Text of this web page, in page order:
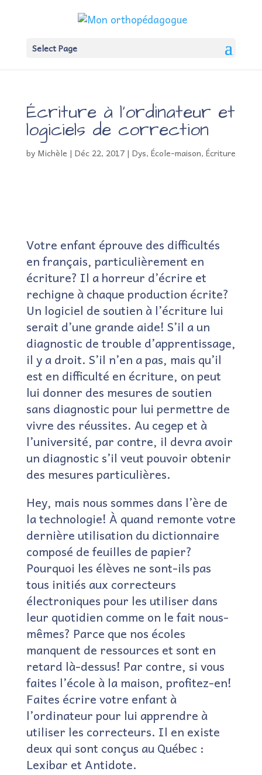
Select Page
Écriture à l’ordinateur et
logiciels de correction
by Michèle | Déc 22, 2017| Dys, École-maison, Écriture
Votre enfant éprouve des difficultés
en français, particulièrement en
écriture? Il a horreur d’écrire et
rechigne à chaque production écrite?
Un logiciel de soutien à l’écriture lui
serait d’une grande aide! S’il a un
diagnostic de trouble d’apprentissage,
il y a droit. S’il n’en a pas, mais qu’il
est en difficulté en écriture, on peut
lui donner des mesures de soutien
sans diagnostic pour lui permettre de
vivre des réussites. Au cegep et à
l’université, par contre, il devra avoir
un diagnostic s’il veut pouvoir obtenir
des mesures particulières.
Hey, mais nous sommes dans l’ère de
la technologie! À quand remonte votre
dernière utilisation du dictionnaire
composé de feuilles de papier?
Pourquoi les élèves ne sont-ils pas
tous initiés aux correcteurs
électroniques pour les utiliser dans
leur quotidien comme on le fait nous-
mêmes? Parce que nos écoles
manquent de ressources et sont en
retard là-dessus! Par contre, si vous
faites l’école à la maison, profitez-en!
Faites écrire votre enfant à
l’ordinateur pour lui apprendre à
utiliser les correcteurs. Il en existe
deux qui sont conçus au Québec :
Lexibar et Antidote.